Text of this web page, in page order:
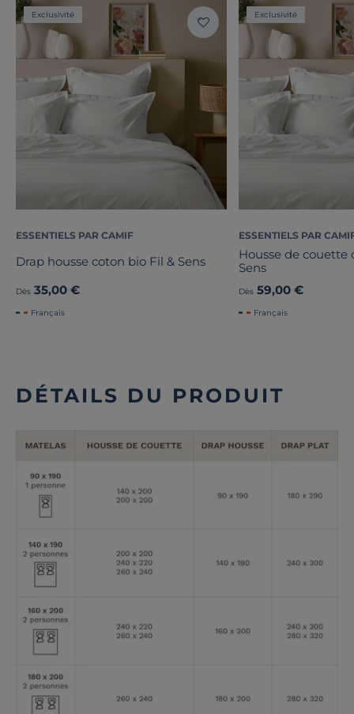
Exclusivité
ESSENTIELS PAR CAMIF
Drap housse coton bio Fil & Sens
Dès 35,00 €
Français
Exclusivité
ESSENTIELS PAR
Housse de couette
Sens
Dès 59,00 €
Français
DÉTAILS DU PRODUIT